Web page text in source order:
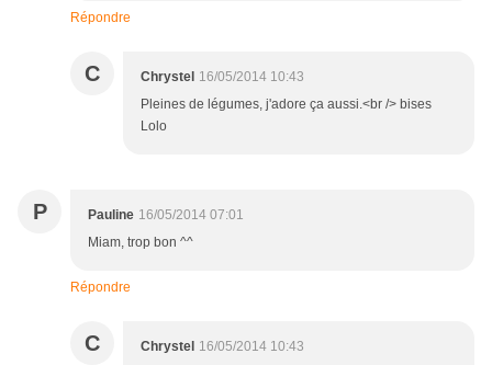
Répondre
C Chrystel 16/05/2014 10:43
Pleines de légumes, j'adore ça aussi.<br /> bises
Lolo
P Pauline 16/05/2014 07:01
Miam, trop bon ^^
Répondre
C Chrystel 16/05/2014 10:43